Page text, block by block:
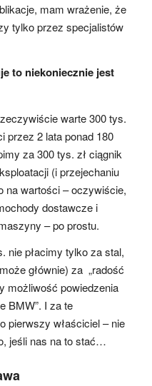
mam wrażenie, że
tylko przez specjalistów
to niekoniecznie jest
warte 300 tys.
przez 2 lata ponad 180
za 300 tys. zł ciągnik
(i przejechaniu
na wartości – oczywiście,
dostawcze i
– po prostu.
nie płacimy tylko za stal,
głównie) za „radość
możliwość powiedzenia
BMW”. I za te
pierwszy właściciel – nie
jeśli nas na to stać…